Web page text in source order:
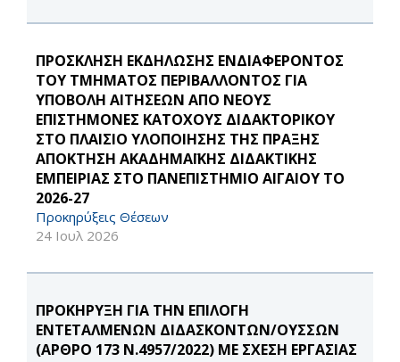
ΠΡΟΣΚΛΗΣΗ ΕΚΔΗΛΩΣΗΣ ΕΝΔΙΑΦΕΡΟΝΤΟΣ
ΤΟΥ ΤΜΗΜΑΤΟΣ ΠΕΡΙΒΑΛΛΟΝΤΟΣ ΓΙΑ
ΥΠΟΒΟΛΗ ΑΙΤΗΣΕΩΝ ΑΠΟ ΝΕΟΥΣ
ΕΠΙΣΤΗΜΟΝΕΣ ΚΑΤΟΧΟΥΣ ΔΙΔΑΚΤΟΡΙΚΟΥ
ΣΤΟ ΠΛΑΙΣΙΟ ΥΛΟΠΟΙΗΣΗΣ ΤΗΣ ΠΡΑΞΗΣ
ΑΠΟΚΤΗΣΗ ΑΚΑΔΗΜΑΪΚΗΣ ΔΙΔΑΚΤΙΚΗΣ
ΕΜΠΕΙΡΙΑΣ ΣΤΟ ΠΑΝΕΠΙΣΤΗΜΙΟ ΑΙΓΑΙΟΥ ΤΟ
2026-27
Προκηρύξεις Θέσεων
24 Ιουλ 2026
ΠΡΟΚΗΡΥΞΗ ΓΙΑ ΤΗΝ ΕΠΙΛΟΓΗ
ΕΝΤΕΤΑΛΜΕΝΩΝ ΔΙΔΑΣΚΟΝΤΩΝ/ΟΥΣΣΩΝ
(ΑΡΘΡΟ 173 Ν.4957/2022) ΜΕ ΣΧΕΣΗ ΕΡΓΑΣΙΑΣ